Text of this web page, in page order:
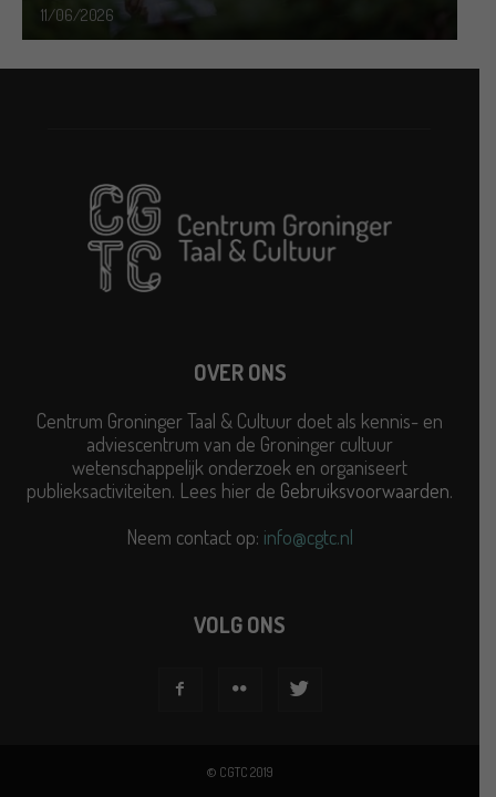
11/06/2026
OVER ONS
Centrum Groninger Taal & Cultuur doet als kennis- en
adviescentrum van de Groninger cultuur
wetenschappelijk onderzoek en organiseert
publieksactiviteiten. Lees hier de Gebruiksvoorwaarden.
Neem contact op: info@cgtc.nl
VOLG ONS
© CGTC 2019